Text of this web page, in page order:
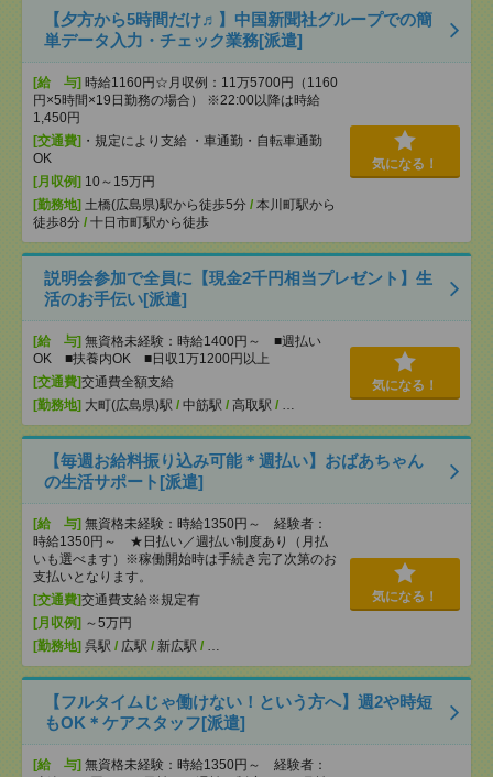
【夕方から5時間だけ♬】中国新聞社グループでの簡
単データ入力・チェック業務[派遣]
[給 与] 時給1160円☆月収例：11万5700円（1160
円×5時間×19日勤務の場合） ※22:00以降は時給
1,450円
[交通費] ・規定により支給 ・車通勤・自転車通勤
OK
[月収例] 10～15万円
[勤務地] 土橋(広島県)駅から徒歩5分 / 本川町駅から
徒歩8分 / 十日市町駅から徒歩
気になる！
説明会参加で全員に【現金2千円相当プレゼント】生
活のお手伝い[派遣]
[給 与] 無資格未経験：時給1400円～ ■週払い
OK ■扶養内OK ■日収1万1200円以上
[交通費]交通費全額支給
[勤務地] 大町(広島県)駅 / 中筋駅 / 高取駅 / …
気になる！
【毎週お給料振り込み可能＊週払い】おばあちゃん
の生活サポート[派遣]
[給 与] 無資格未経験：時給1350円～ 経験者：
時給1350円～ ★日払い／週払い制度あり（月払
いも選べます）※稼働開始時は手続き完了次第のお
支払いとなります。
[交通費]交通費支給※規定有
[月収例] ～5万円
[勤務地] 呉駅 / 広駅 / 新広駅 / …
気になる！
【フルタイムじゃ働けない！という方へ】週2や時短
もOK＊ケアスタッフ[派遣]
[給 与] 無資格未経験：時給1350円～ 経験者：